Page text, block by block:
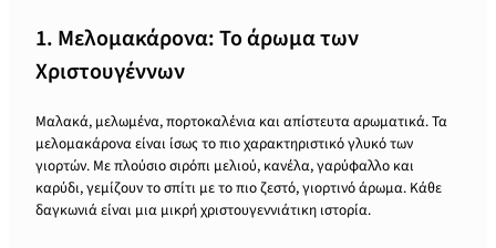
1. Μελομακάρονα: Το άρωμα των
Χριστουγέννων
Μαλακά, μελωμένα, πορτοκαλένια και απίστευτα αρωματικά. Τα
μελομακάρονα είναι ίσως το πιο χαρακτηριστικό γλυκό των
γιορτών. Με πλούσιο σιρόπι μελιού, κανέλα, γαρύφαλλο και
καρύδι, γεμίζουν το σπίτι με το πιο ζεστό, γιορτινό άρωμα. Κάθε
δαγκωνιά είναι μια μικρή χριστουγεννιάτικη ιστορία.